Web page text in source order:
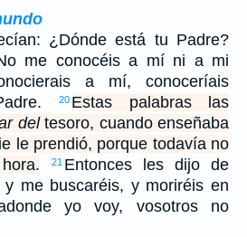
¿Dónde está tu Padre?
me conocéis a mí ni a mi
a mí, conoceríais
20 Estas palabras las
deltesoro, cuando enseñaba
le prendió, porque todavía no
21 Entonces les dijo de
y me buscaréis, y moriréis en
yo voy, vosotros no